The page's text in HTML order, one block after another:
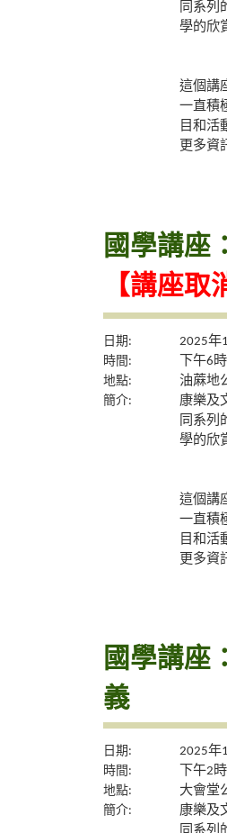
同系列
學的欣
這個講
一直積
目和活
更多資
國學講座
【講座取
日期:
2025年
時間:
下午6
地點:
油蔴地
簡介:
康樂及
同系列
學的欣
這個講
一直積
目和活
更多資
國學講座
義
日期:
2025年
時間:
下午2
地點:
大會堂
簡介:
康樂及